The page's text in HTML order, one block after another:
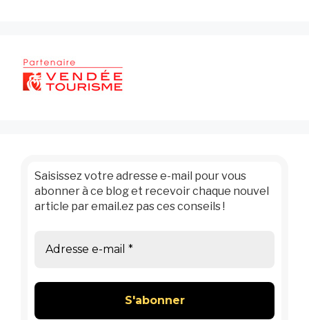
Saisissez votre adresse e-mail pour vous
abonner à ce blog et recevoir chaque nouvel
article par email.ez pas ces conseils !